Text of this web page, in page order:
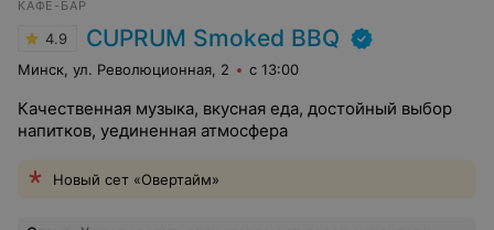
КАФЕ-БАР
4.9 CUPRUM Smoked BBQ
Минск, ул. Революционная, 2 с 13:00
Качественная музыка, вкусная еда, достойный выбор
напитков, уединенная атмосфера
Новый сет «Овертайм»